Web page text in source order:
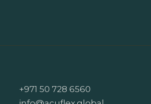
+971 50 728 6560